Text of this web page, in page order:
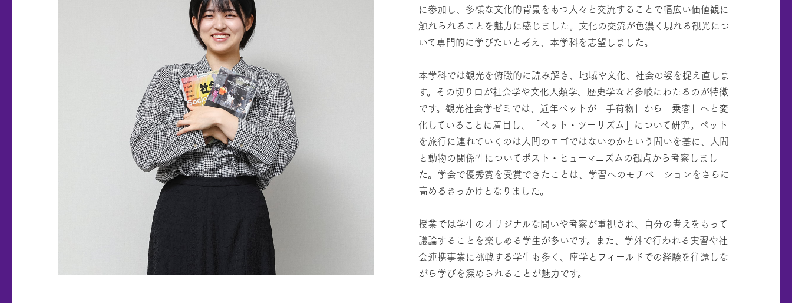
に参加し、多様な文化的背景をもつ人々と交流することで幅広い価値観に
触れられることを魅力に感じました。文化の交流が色濃く現れる観光につ
いて専門的に学びたいと考え、本学科を志望しました。
本学科では観光を俯瞰的に読み解き、地域や文化、社会の姿を捉え直しま
す。その切り口が社会学や文化人類学、歴史学など多岐にわたるのが特徴
です。観光社会学ゼミでは、近年ペットが「手荷物」から「乗客」へと変
化していることに着目し、「ペット・ツーリズム」について研究。ペット
を旅行に連れていくのは人間のエゴではないのかという問いを基に、人間
と動物の関係性についてポスト・ヒューマニズムの観点から考察しまし
た。学会で優秀賞を受賞できたことは、学習へのモチベーションをさらに
高めるきっかけとなりました。
授業では学生のオリジナルな問いや考察が重視され、自分の考えをもって
議論することを楽しめる学生が多いです。また、学外で行われる実習や社
会連携事業に挑戦する学生も多く、座学とフィールドでの経験を往還しな
がら学びを深められることが魅力です。